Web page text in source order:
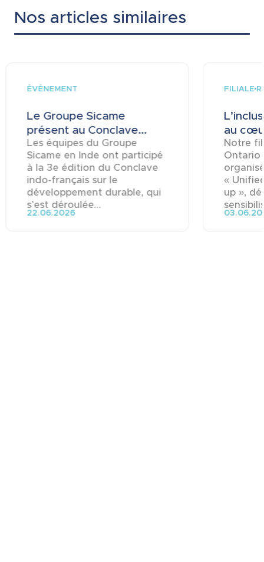
Nos articles similaires
ÉVÉNEMENT
Le Groupe Sicame
présent au Conclave...
Les équipes du Groupe
Sicame en Inde ont participé
à la 3e édition du Conclave
indo-français sur le
développement durable, qui
s’est déroulée...
22.06.2026
FILIALE
au
Notre
Ontario
«
up »,